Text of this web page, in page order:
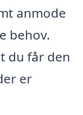
anmode
behov.
du får den
er